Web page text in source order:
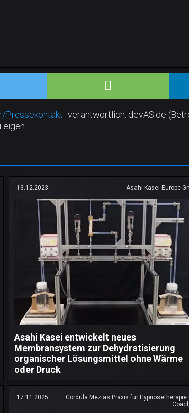
Pressekontakt verantwortlich. devAS.de
13.12.2023 Asahi Kasei Europe
Asahi Kasei entwickelt neues
Membransystem zur Dehydratisierung
organischer Lösungsmittel ohne Wärme
oder Druck
17.11.2025
Cordula Mezias Praxis für Hypnosetherapie